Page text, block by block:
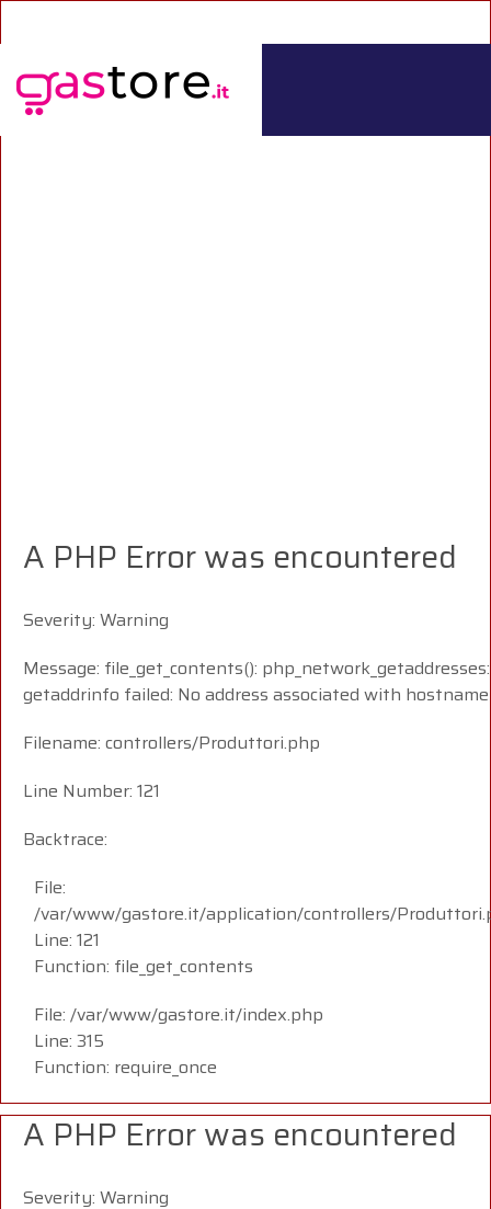
A PHP Error was encountered
Severity: Warning
Message: file_get_contents(): php_network_getaddresses:
getaddrinfo failed: No address associated with hostname
Filename: controllers/Produttori.php
Line Number: 121
Backtrace:
File:
/var/www/gastore.it/application/controllers/
Line: 121
Function: file_get_contents
File: /var/www/gastore.it/index.php
Line: 315
Function: require_once
A PHP Error was encountered
Severity: Warning